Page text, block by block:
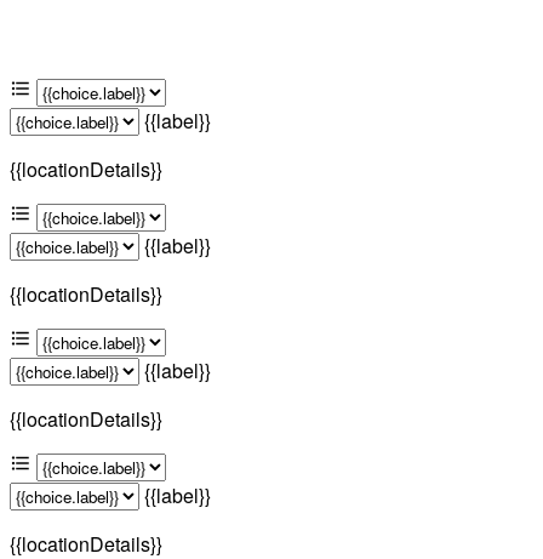
{{label}}
{{locationDetails}}
{{label}}
{{locationDetails}}
{{label}}
{{locationDetails}}
{{label}}
{{locationDetails}}